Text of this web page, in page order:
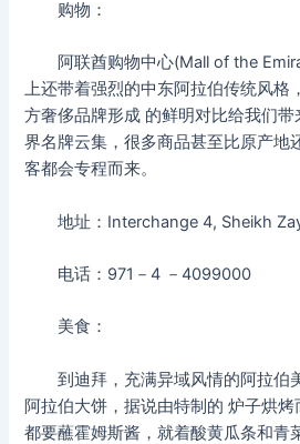
购物：
阿联酋购物中心(Mall of the
上还带着强烈的中东阿拉伯传统风格
方奢侈品牌形成 的鲜明对比给我们
界名牌云集，很多商品甚至比原产地
客都会专程而来。
地址：Interchange 4, Sheikh
电话：971－4 －4099000
美食：
到迪拜，充满异域风情的阿拉伯美
阿拉伯大饼，据说由特制的 炉子烘
都要蘸霍姆斯酱，就着酸黄瓜条和青